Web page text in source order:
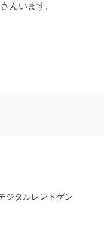
んいます。
ジタルレントゲン